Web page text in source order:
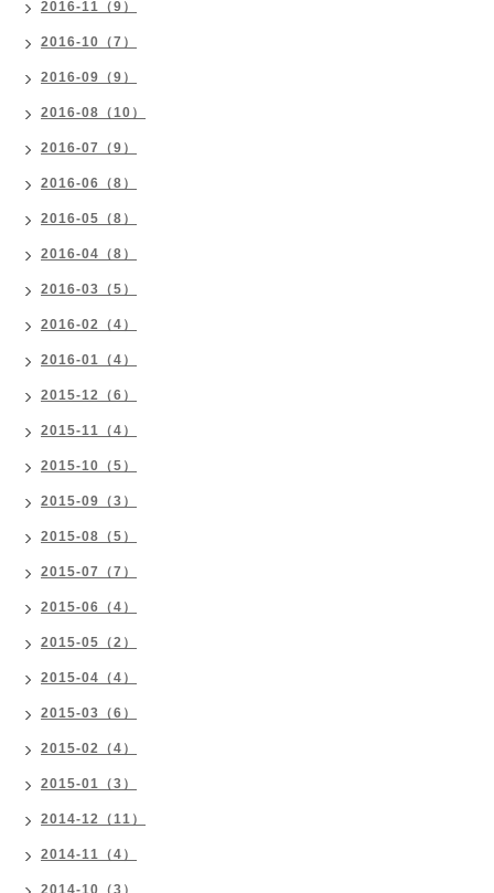
2016-11（9）
2016-10（7）
2016-09（9）
2016-08（10）
2016-07（9）
2016-06（8）
2016-05（8）
2016-04（8）
2016-03（5）
2016-02（4）
2016-01（4）
2015-12（6）
2015-11（4）
2015-10（5）
2015-09（3）
2015-08（5）
2015-07（7）
2015-06（4）
2015-05（2）
2015-04（4）
2015-03（6）
2015-02（4）
2015-01（3）
2014-12（11）
2014-11（4）
2014-10（3）